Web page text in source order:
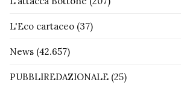
L'Eco cartaceo (37)
News (42.657)
PUBBLIREDAZIONALE (25)